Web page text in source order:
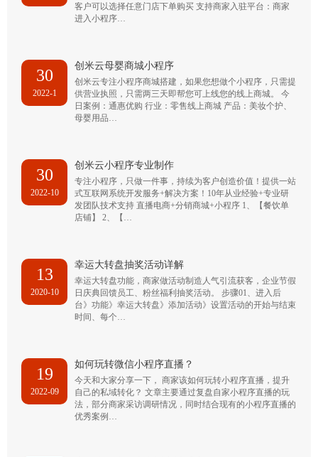
客户可以选择任意门店下单购买 支持商家入驻平台：商家
进入小程序…
30
2022-1
创米云母婴商城小程序
创米云专注小程序商城搭建，如果您想做个小程序，只需提
供营业执照，只需两三天即帮您可上线您的线上商城。 今
日案例：通惠优购 行业：零售线上商城 产品：美妆个护、
母婴用品…
30
2022-10
创米云小程序专业制作
专注小程序，只做一件事，持续为客户创造价值！提供一站
式互联网系统开发服务+解决方案！10年从业经验+专业研
发团队技术支持 直播电商+分销商城+小程序 1、【餐饮单
店铺】 2、【…
13
2020-10
幸运大转盘抽奖活动详解
幸运大转盘功能，商家做活动制造人气引流获客，企业节假
日庆典回馈员工、粉丝福利抽奖活动。 步骤01、进入后
台》功能》幸运大转盘》添加活动》设置活动的开始与结束
时间、每个…
19
2022-09
如何玩转微信小程序直播？
今天和大家分享一下， 商家该如何玩转小程序直播，提升
自己的私域转化？ 文章主要通过复盘自家小程序直播的玩
法，部分商家采访调研情况，同时结合现有的小程序直播的
优秀案例…